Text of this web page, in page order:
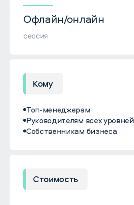
Офлайн/онлайн
сессия
Кому
Топ-менеджерам
Руководителям всех уровней
Собственникам бизнеса
Стоимость